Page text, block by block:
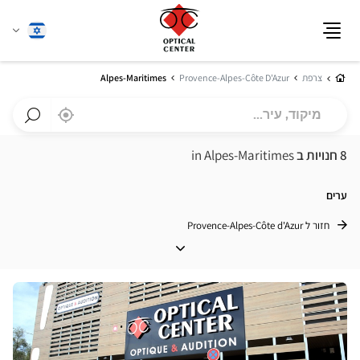
שנהעברית
בית צרפת Provence-Alpes-Côte D'Azur
Alpes-Maritimes
בקרבתי,
a
8 חנויות ב in Alpes-Maritimes
ערים
ערים
חזור ל Provence-Alpes-Côte d'Azur
לחץ
ENTER
למידע
נוסף